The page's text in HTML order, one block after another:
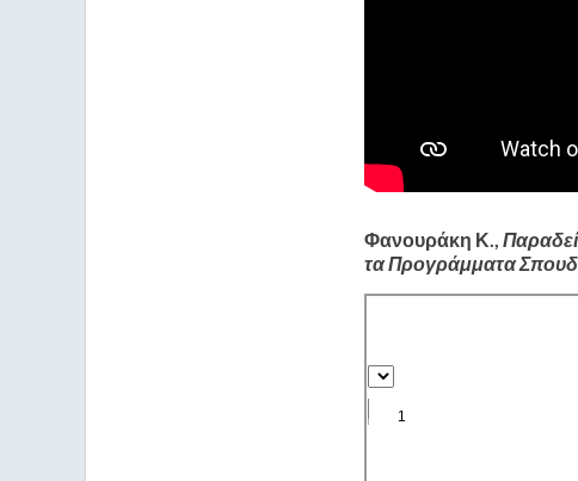
Φανουράκη Κ.,
τα Προγράμματα